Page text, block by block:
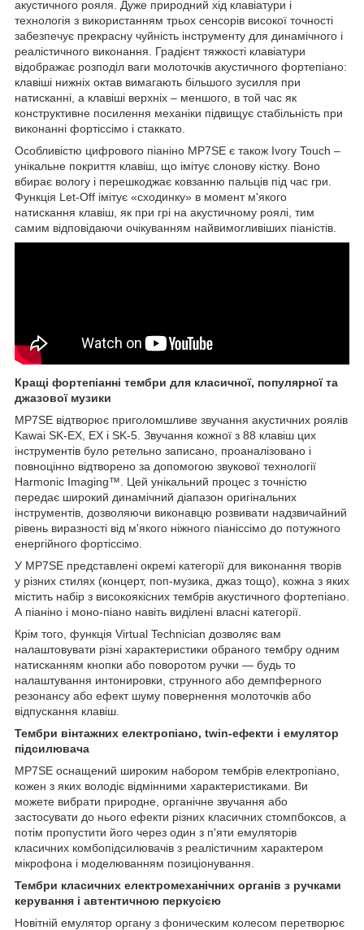
акустичного рояля. Дуже природний хід клавіатури і
технологія з використанням трьох сенсорів високої точності
забезпечує прекрасну чуйність інструменту для динамічного і
реалістичного виконання. Градієнт тяжкості клавіатури
відображає розподіл ваги молоточків акустичного фортепіано:
клавіші нижніх октав вимагають більшого зусилля при
натисканні, а клавіші верхніх – меншого, в той час як
конструктивне посилення механіки підвищує стабільність при
виконанні фортіссімо і стаккато.
Особливістю цифрового піаніно MP7SE є також Ivory Touch –
унікальне покриття клавіш, що імітує слонову кістку. Воно
вбирає вологу і перешкоджає ковзанню пальців під час гри.
Функція Let-Off імітує «сходинку» в момент м'якого
натискання клавіш, як при грі на акустичному роялі, тим
самим відповідаючи очікуванням найвимогливіших піаністів.
Кращі фортепіанні тембри для класичної, популярної та
джазової музики
MP7SE відтворює приголомшливе звучання акустичних роялів
Kawai SK-EX, EX і SK-5. Звучання кожної з 88 клавіш цих
інструментів було ретельно записано, проаналізовано і
повноцінно відтворено за допомогою звукової технології
Harmonic Imaging™. Цей унікальний процес з точністю
передає широкий динамічний діапазон оригінальних
інструментів, дозволяючи виконавцю розвивати надзвичайний
рівень виразності від м'якого ніжного піаніссімо до потужного
енергійного фортіссімо.
У МР7ЅЕ представлені окремі категорії для виконання творів
у різних стилях (концерт, поп-музика, джаз тощо), кожна з яких
містить набір з високоякісних тембрів акустичного фортепіано.
А піаніно і моно-піано навіть виділені власні категорії.
Крім того, функція Virtual Technician дозволяє вам
налаштовувати різні характеристики обраного тембру одним
натисканням кнопки або поворотом ручки — будь то
налаштування интонировки, струнного або демпферного
резонансу або ефект шуму повернення молоточків або
відпускання клавіш.
Тембри вінтажних електропіано, twin-ефекти і емулятор
підсилювача
МР7ЅЕ оснащений широким набором тембрів електропіано,
кожен з яких володіє відмінними характеристиками. Ви
можете вибрати природне, органічне звучання або
застосувати до нього ефекти різних класичних стомпбоксов, а
потім пропустити його через один з п'яти емуляторів
класичних комбопідсилювачів з реалістичним характером
мікрофона і моделюванням позиціонування.
Тембри класичних електромеханічних органів з ручками
керування і автентичною перкусією
Новітній емулятор органу з фоническим колесом перетворює